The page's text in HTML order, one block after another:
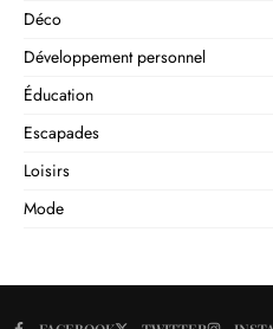
Déco
Développement personnel
Éducation
Escapades
Loisirs
Mode